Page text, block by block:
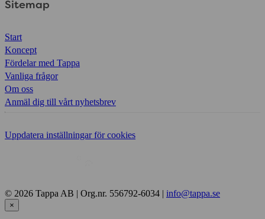
Sitemap
Start
Koncept
Fördelar med Tappa
Vanliga frågor
Om oss
Anmäl dig till vårt nyhetsbrev
Uppdatera inställningar för cookies
© 2026 Tappa AB | Org.nr. 556792-6034 | info@tappa.se
×